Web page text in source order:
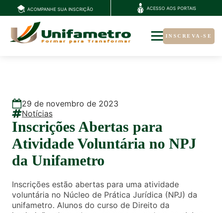
ACOMPANHE SUA INSCRIÇÃO ACESSO AOS PORTAIS
INSCREVA-SE
29 de novembro de 2023
Notícias
Inscrições Abertas para
Atividade Voluntária no NPJ
da Unifametro
Inscrições estão abertas para uma atividade
voluntária no Núcleo de Prática Jurídica (NPJ) da
unifametro. Alunos do curso de Direito da